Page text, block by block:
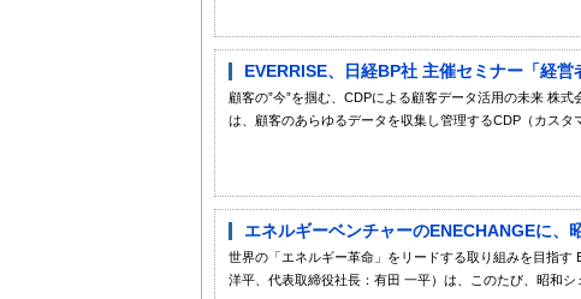
EVERRISE、日経BP社 主催セミナー「経
顧客の”今”を掴む、CDPによる顧客データ活用の未来 株
は、顧客のあらゆるデータを収集し管理するCDP（カスタ
エネルギーベンチャーのENECHANGEに、
世界の「エネルギー革命」をリードする取り組みを目指
洋平、代表取締役社長：有田 一平）は、このたび、昭和シ